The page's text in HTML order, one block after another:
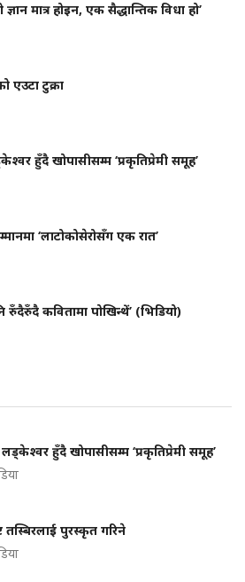
मात्र होइन, एक सैद्धान्तिक विधा हो’
एउटा टुक्रा
हुँदै खोपासीसम्म ‘प्रकृतिप्रेमी समूह’
‘लाटोकोसेरोसँग एक रात’
रुँदैरुँदै कवितामा पोखिन्थें’ (भिडियो)
हुँदै खोपासीसम्म ‘प्रकृतिप्रेमी समूह’
तस्बिरलाई पुरस्कृत गरिने